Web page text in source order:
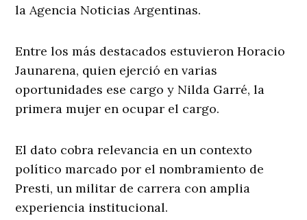
la Agencia Noticias Argentinas.
Entre los más destacados estuvieron Horacio
Jaunarena, quien ejerció en varias
oportunidades ese cargo y Nilda Garré, la
primera mujer en ocupar el cargo.
El dato cobra relevancia en un contexto
político marcado por el nombramiento de
Presti, un militar de carrera con amplia
experiencia institucional.